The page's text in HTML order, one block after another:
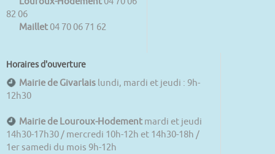
82 06
Maillet 04 70 06 71 62
Horaires d'ouverture
Mairie de Givarlais lundi, mardi et jeudi : 9h-
12h30
Mairie de Louroux-Hodement mardi et jeudi
14h30-17h30 / mercredi 10h-12h et 14h30-18h /
1er samedi du mois 9h-12h